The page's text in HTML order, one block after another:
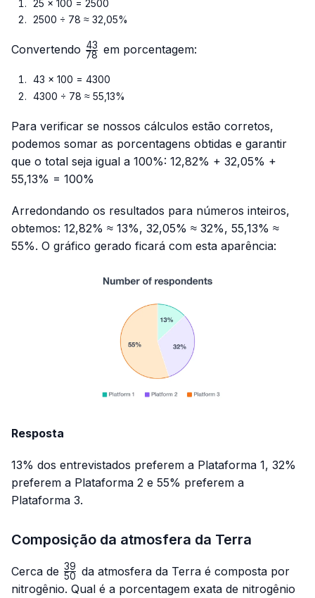
25 × 100 = 2500
2500 ÷ 78 ≈ 32,05%
Convertendo \frac{43}
78
43 em porcentagem:
43 × 100 = 4300
4300 ÷ 78 ≈ 55,13%
Para verificar se nossos cálculos estão corretos,
podemos somar as porcentagens obtidas e garantir
que o total seja igual a 100%: 12,82% + 32,05% +
55,13% = 100%
Arredondando os resultados para números inteiros,
obtemos: 12,82% ≈ 13%, 32,05% ≈ 32%, 55,13% ≈
55%. O gráfico gerado ficará com esta aparência:
Resposta
13% dos entrevistados preferem a Plataforma 1, 32%
preferem a Plataforma 2 e 55% preferem a
Plataforma 3.
Composição da atmosfera da Terra
Cerca de \frac{39}
{50}
50
39 da atmosfera da Terra é composta por
nitrogênio. Qual é a porcentagem exata de nitrogênio